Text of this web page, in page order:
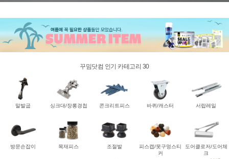
꾸밈닷컴 인기 카테고리 30
말발굽 싱크대/장롱경첩 콘크리트피스 바퀴/캐스터 서랍레일
방문손잡이 목재피스 조절발
피스캡/못구멍스티
커
도어클로저/도어체
크